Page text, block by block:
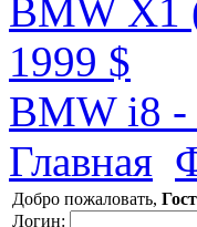
BMW X1
1999 $
BMW i8 -
Главная
Добро пожаловать,
Логин: